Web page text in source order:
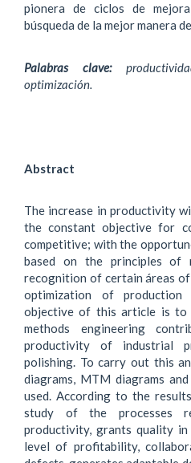
pionera de ciclos de
búsqueda de la mejor manera
Palabras clave:
optimización.
Abstract
The increase in productivity
the constant objective for
competitive; with the
based on the principles of
recognition of certain áreas
optimization of
objective of this article is to
methods engineering
productivity of industrial
polishing. To carry out this
diagrams, MTM diagrams
used. According to the
study of the processes
productivity, grants quality
level of profitability,